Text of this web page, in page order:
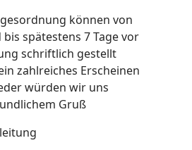
können von
spätestens 7 Tage vor
schriftlich gestellt
zahlreiches Erscheinen
würden wir uns
Gruß